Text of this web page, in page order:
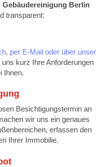
Gebäudereinigung Berlin
transparent:
per E-Mail oder über unser
kurz Ihre Anforderungen
Ihnen.
Besichtigungstermin an
wir uns ein genaues
erfassen den
Ihrer Immobilie.